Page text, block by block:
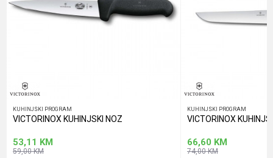
POŠALJI
KUHINJSKI PROGRAM
VICTORINOX KUHINJSKI NOZ
53,11 KM
59,00KM
KUHINJSKI PROGRAM
VICTORINOX
66,60 KM
74,00KM